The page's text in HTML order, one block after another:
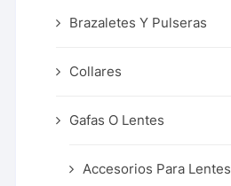
Brazaletes Y Pulseras
Collares
Gafas O Lentes
Accesorios Para Lentes